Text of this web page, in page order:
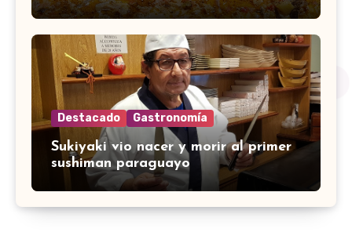
Destacado Gastronomía
Sukiyaki vio nacer y morir al primer
sushiman paraguayo